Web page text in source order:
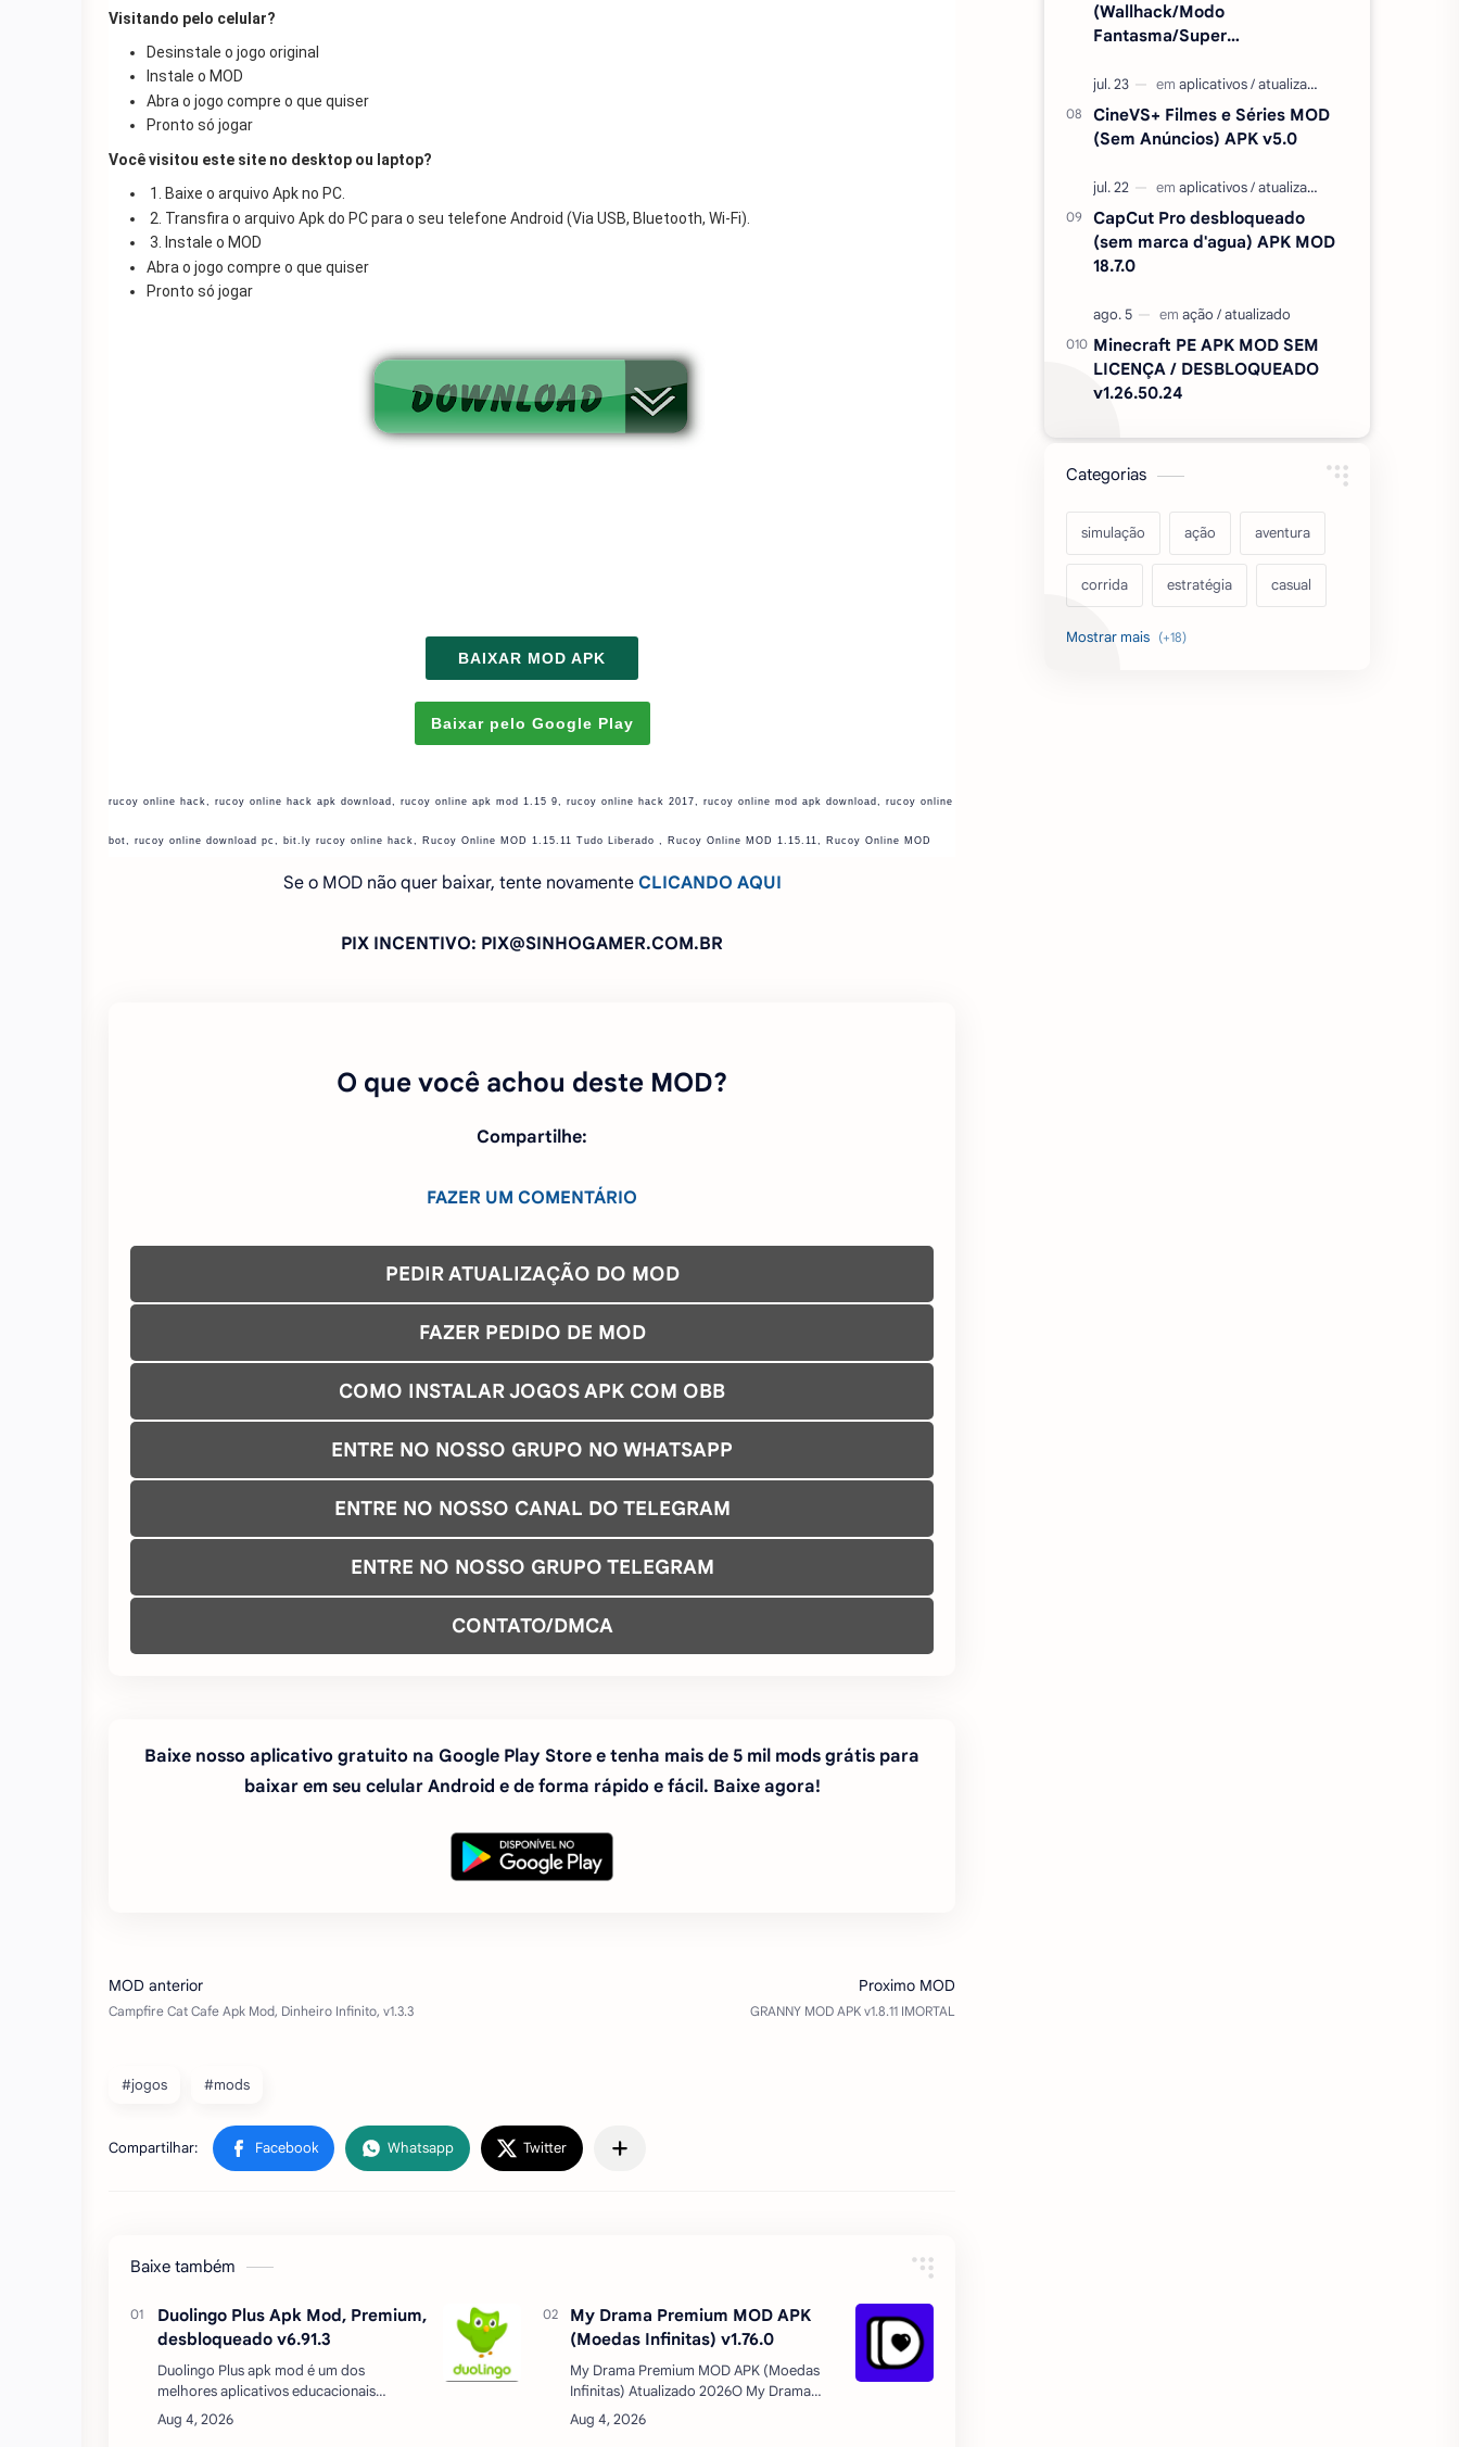
Visitando pelo celular?
Desinstale o jogo original
Instale o MOD
Abra o jogo compre o que quiser
Pronto só jogar
Você visitou este site no desktop ou laptop?
1. Baixe o arquivo Apk no PC.
2. Transfira o arquivo Apk do PC para o seu telefone Android (Via USB, Bluetooth, Wi-Fi).
3. Instale o MOD
Abra o jogo compre o que quiser
Pronto só jogar
BAIXAR MOD APK
Baixar pelo Google Play
rucoy online hack, rucoy online hack apk download, rucoy online apk mod 1.15 9, rucoy online hack 2017, rucoy online mod apk download, rucoy online
bot, rucoy online download pc, bit.ly rucoy online hack, Rucoy Online MOD 1.15.11 Tudo Liberado , Rucoy Online MOD 1.15.11, Rucoy Online MOD
Se o MOD não quer baixar, tente novamente CLICANDO AQUI
PIX INCENTIVO: PIX@SINHOGAMER.COM.BR
O que você achou deste MOD?
Compartilhe:
FAZER UM COMENTÁRIO
PEDIR ATUALIZAÇÃO DO MOD
FAZER PEDIDO DE MOD
COMO INSTALAR JOGOS APK COM OBB
ENTRE NO NOSSO GRUPO NO WHATSAPP
ENTRE NO NOSSO CANAL DO TELEGRAM
ENTRE NO NOSSO GRUPO TELEGRAM
CONTATO/DMCA
Baixe nosso aplicativo gratuito na Google Play Store e tenha mais de 5 mil mods grátis para
baixar em seu celular Android e de forma rápido e fácil. Baixe agora!
#jogos #mods
Baixe também
Duolingo Plus Apk Mod, Premium,
desbloqueado v6.91.3
Duolingo Plus apk mod é um dos
melhores aplicativos educacionais
disponíveis no momento. É oferecido a
usuários de todas as idades a maneira
My Drama Premium MOD APK
(Moedas Infinitas) v1.76.0
My Drama Premium MOD APK (Moedas
Infinitas) Atualizado 2026O My Drama
Premium é um aplicativo que vem
conquistando usuários apaixonados por
(Wallhack/Modo
Fantasma/Super
CineVS+ Filmes e Séries MOD
(Sem Anúncios) APK v5.0
CapCut Pro desbloqueado
(sem marca d'agua) APK MOD
18.7.0
Minecraft PE APK MOD SEM
LICENÇA / DESBLOQUEADO
v1.26.50.24
Categorias
simulação ação aventura
corrida estratégia casual
acarde esportes